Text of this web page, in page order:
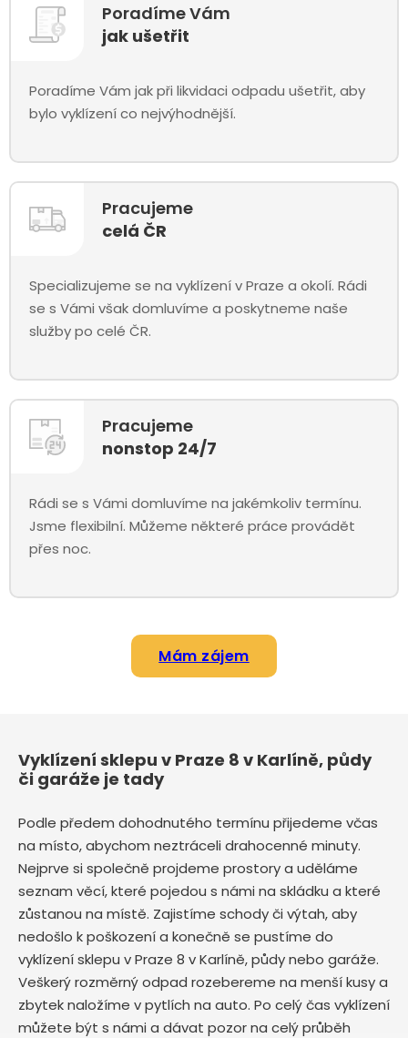
Poradíme Vám
jak ušetřit
Poradíme Vám jak při likvidaci odpadu ušetřit, aby
bylo vyklízení co nejvýhodnější.
Pracujeme
celá ČR
Specializujeme se na vyklízení v Praze a okolí. Rádi
se s Vámi však domluvíme a poskytneme naše
služby po celé ČR.
Pracujeme
nonstop 24/7
Rádi se s Vámi domluvíme na jakémkoliv termínu.
Jsme flexibilní. Můžeme některé práce provádět
přes noc.
Mám zájem
Vyklízení sklepu v Praze 8 v Karlíně, půdy
či garáže je tady
Podle předem dohodnutého termínu přijedeme včas
na místo, abychom neztráceli drahocenné minuty.
Nejprve si společně projdeme prostory a uděláme
seznam věcí, které pojedou s námi na skládku a které
zůstanou na místě. Zajistíme schody či výtah, aby
nedošlo k poškození a konečně se pustíme do
vyklízení sklepu v Praze 8 v Karlíně, půdy nebo garáže.
Veškerý rozměrný odpad rozebereme na menší kusy a
zbytek naložíme v pytlích na auto. Po celý čas vyklízení
můžete být s námi a dávat pozor na celý průběh